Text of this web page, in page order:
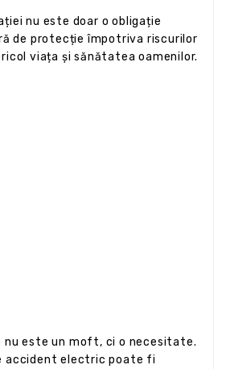
nu este doar o obligație
de protecție împotriva riscurilor
viața și sănătatea oamenilor.
nu este un moft, ci o necesitate.
accident electric poate fi